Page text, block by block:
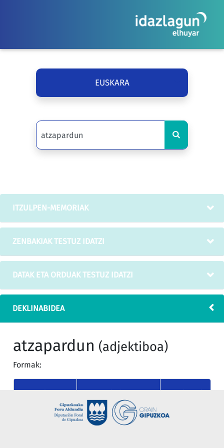
EUSKARA
ITZULPEN-MEMORIAK
ZENBAKIAK TESTUZ IDATZI
DATAK ETA ORDUAK TESTUZ IDATZI
DEKLINABIDEA
atzapardun (adjektiboa)
Formak:
KASUA MUGAGABEA MUGATU
atzapardun